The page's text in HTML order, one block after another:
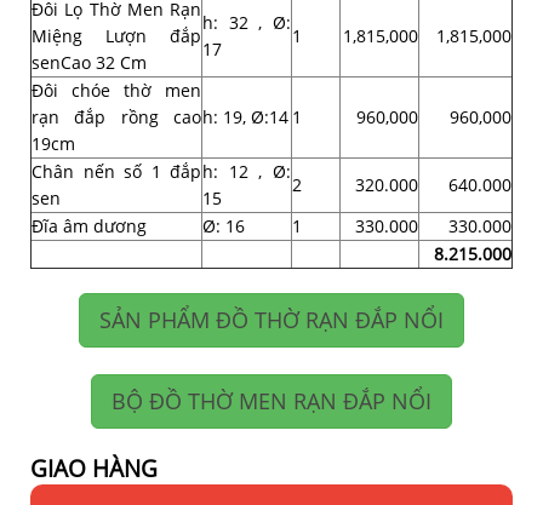
Đôi Lọ Thờ Men Rạn
Miệng Lượn đắp
senCao 32 Cm
h: 32 , Ø:
17
1 1,815,000 1,815,000
Đôi chóe thờ men
rạn đắp rồng cao
19cm
h: 19, Ø:14 1 960,000 960,000
Chân nến số 1 đắp
sen
h: 12 , Ø:
15
2 320.000
640.000
Đĩa âm dương
Ø: 16 1 330.000
330.000
8.215.000
SẢN PHẨM ĐỒ THỜ RẠN ĐẮP NỔI
BỘ ĐỒ THỜ MEN RẠN ĐẮP NỔI
GIAO HÀNG